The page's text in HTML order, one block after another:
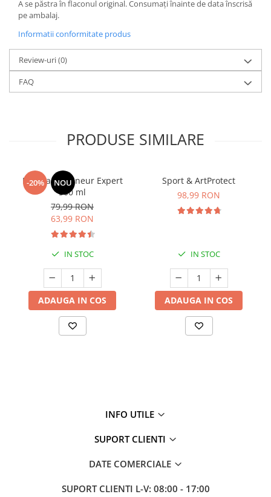
A se păstra în flaconul original. Consumați înainte de data înscrisă
pe ambalaj.
Informatii conformitate produs
Review-uri(0)
FAQ
PRODUSE SIMILARE
-20% NOU
Manhaē Draineur Expert
500 ml
79,99 RON
63,99 RON
IN STOC
ADAUGA IN COS
Sport & ArtProtect
98,99 RON
IN STOC
ADAUGA IN COS
INFO UTILE
SUPORT CLIENTI
DATE COMERCIALE
SUPORT CLIENTI L-V: 08:00 - 17:00